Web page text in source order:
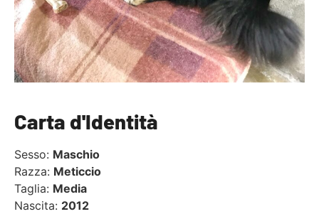
Carta d'Identità
Sesso: Maschio
Razza: Meticcio
Taglia: Media
Nascita: 2012